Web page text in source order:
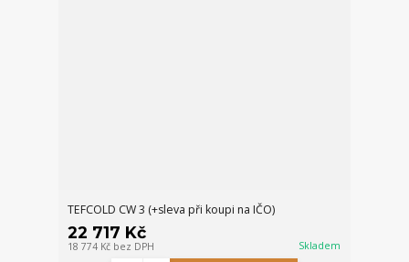
TEFCOLD CW 3 (+sleva při koupi na IČO)
22 717 Kč
18 774 Kč bez DPH Skladem